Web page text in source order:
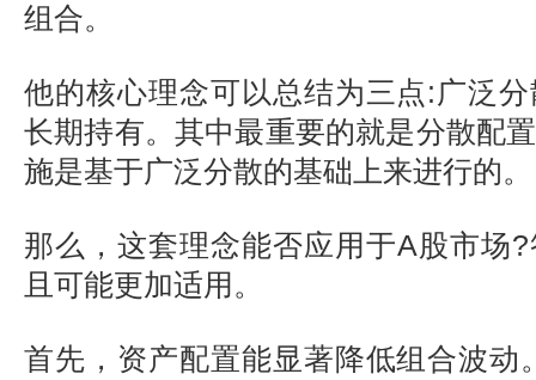
组合。
他的核心理念可以总结为三点:广泛
长期持有。其中最重要的就是分散配
施是基于广泛分散的基础上来进行的。
那么，这套理念能否应用于A股市场
且可能更加适用。
首先，资产配置能显著降低组合波动